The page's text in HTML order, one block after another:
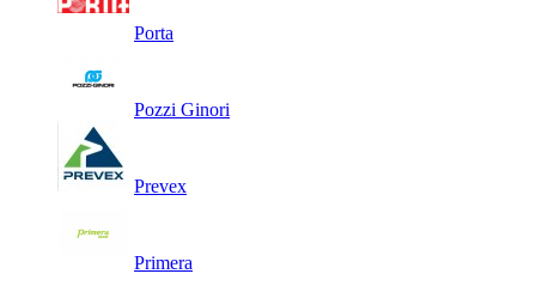
Porta
Pozzi Ginori
Prevex
Primera